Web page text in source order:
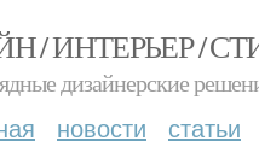
/ ИНТЕРЬЕР /
дизайнерские
новости статьи